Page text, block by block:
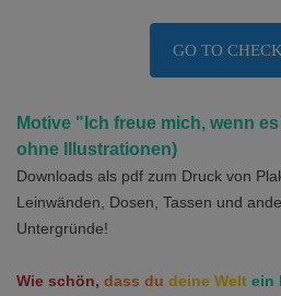
GO TO
Motive "Ich freue mich, wenn
ohne Illustrationen)
Downloads als pdf zum Druck von
Leinwänden, Dosen, Tassen und
Untergründe!
Wie schön, dass du deine Welt ein